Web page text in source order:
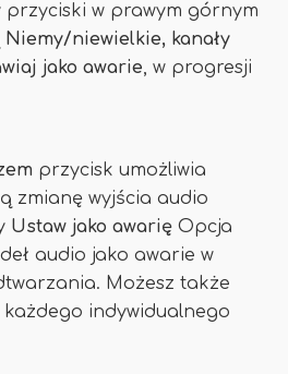
w prawym górnym
Niemy/niewielkie, kanały
jako awarie, w progresji
przycisk umożliwia
zmianę wyjścia audio
Ustaw jako awarię Opcja
audio jako awarie w
Możesz także
każdego indywidualnego